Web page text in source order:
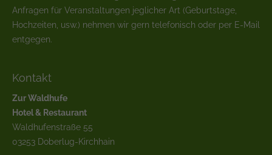
Anfragen für Veranstaltungen jeglicher Art (Geburtstage,
Hochzeiten, usw.) nehmen wir gern telefonisch oder per E-Mail
entgegen.
Kontakt
Zur Waldhufe
Hotel & Restaurant
Waldhufenstraße 55
03253 Doberlug-Kirchhain